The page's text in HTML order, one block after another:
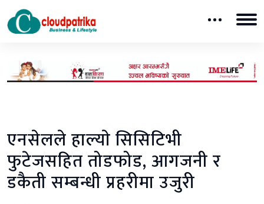
एनसेलले हाल्याे सिसिटिभी
फुटेजसहित तोडफोड, आगजनी र
डकैती सम्बन्धी प्रहरीमा उजुरी